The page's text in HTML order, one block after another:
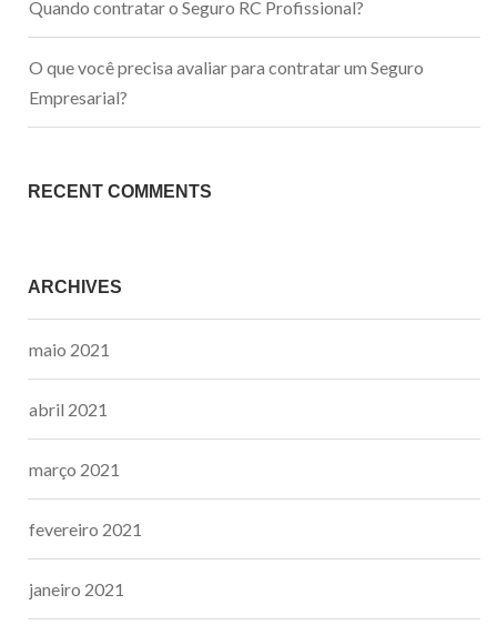
Quando contratar o Seguro RC Profissional?
O que você precisa avaliar para contratar um Seguro
Empresarial?
RECENT COMMENTS
ARCHIVES
maio 2021
abril 2021
março 2021
fevereiro 2021
janeiro 2021